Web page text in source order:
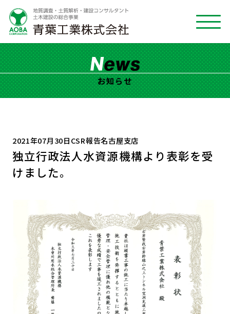
お知らせ
2021年07月30日CSR報告名古屋支店
独立行政法人水資源機構より表彰を受
けました。